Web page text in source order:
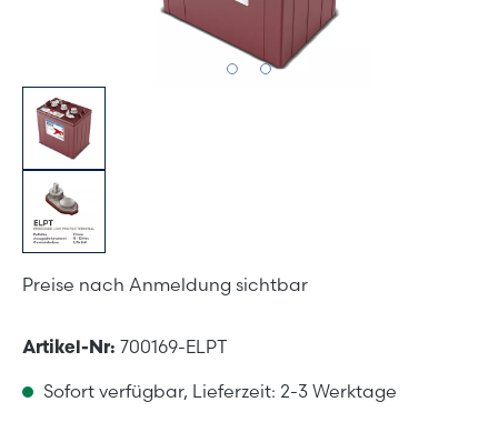
Preise nach Anmeldung sichtbar
Artikel-Nr: 700169-ELPT
Sofort verfügbar, Lieferzeit: 2-3 Werktage